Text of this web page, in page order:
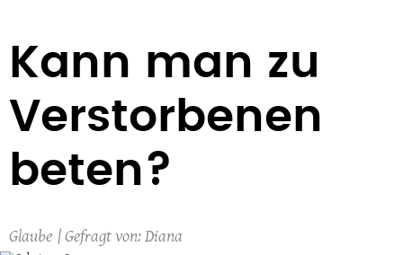
Kann man zu
Verstorbenen
beten?
Glaube Diana